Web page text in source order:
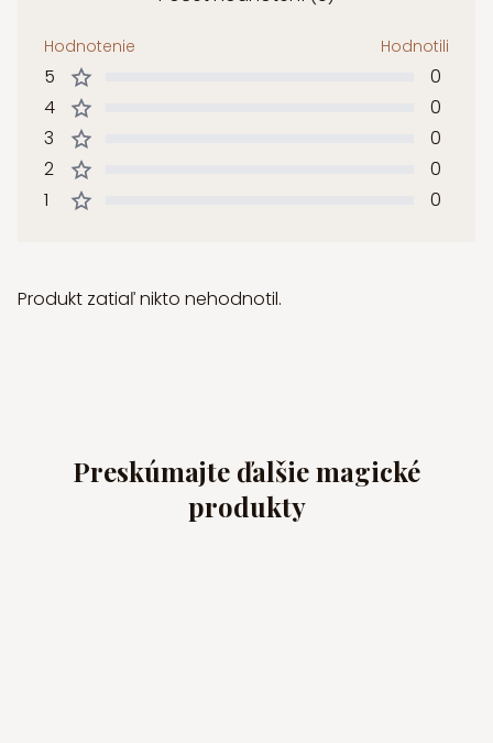
Hodnotenie Hodnotili
5
0
4
0
3
0
2
0
1
0
Produkt zatiaľ nikto nehodnotil.
Preskúmajte ďalšie magické
produkty